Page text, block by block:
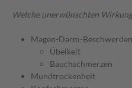
Welche unerwünschten
Magen-Darm-
Übelkeit
Bauchschmerzen
Mundtrockenheit